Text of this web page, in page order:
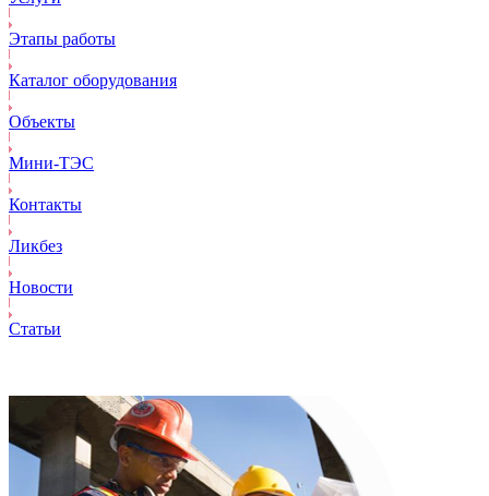
Этапы работы
Каталог оборудования
Объекты
Mини-ТЭС
Контакты
Ликбез
Новости
Статьи